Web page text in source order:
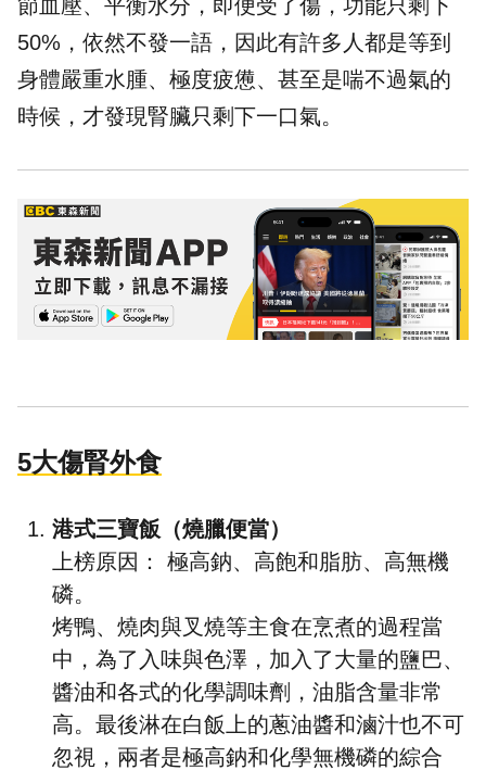
節血壓、平衡水分，即便受了傷，功能只剩下
50%，依然不發一語，因此有許多人都是等到
身體嚴重水腫、極度疲憊、甚至是喘不過氣的
時候，才發現腎臟只剩下一口氣。
5大傷腎外食
港式三寶飯（燒臘便當）
上榜原因： 極高鈉、高飽和脂肪、高無機
磷。
烤鴨、燒肉與叉燒等主食在烹煮的過程當
中，為了入味與色澤，加入了大量的鹽巴、
醬油和各式的化學調味劑，油脂含量非常
高。最後淋在白飯上的蔥油醬和滷汁也不可
忽視，兩者是極高鈉和化學無機磷的綜合